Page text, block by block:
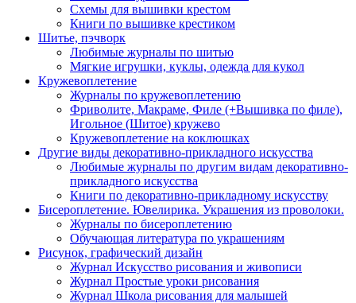
Схемы для вышивки крестом
Книги по вышивке крестиком
Шитье, пэчворк
Любимые журналы по шитью
Мягкие игрушки, куклы, одежда для кукол
Кружевоплетение
Журналы по кружевоплетению
Фриволите, Макраме, Филе (+Вышивка по филе),
Игольное (Шитое) кружево
Кружевоплетение на коклюшках
Другие виды декоративно-прикладного искусства
Любимые журналы по другим видам декоративно-
прикладного искусства
Книги по декоративно-прикладному искусству
Бисероплетение. Ювелирика. Украшения из проволоки.
Журналы по бисероплетению
Обучающая литература по украшениям
Рисунок, графический дизайн
Журнал Искусство рисования и живописи
Журнал Простые уроки рисования
Журнал Школа рисования для малышей